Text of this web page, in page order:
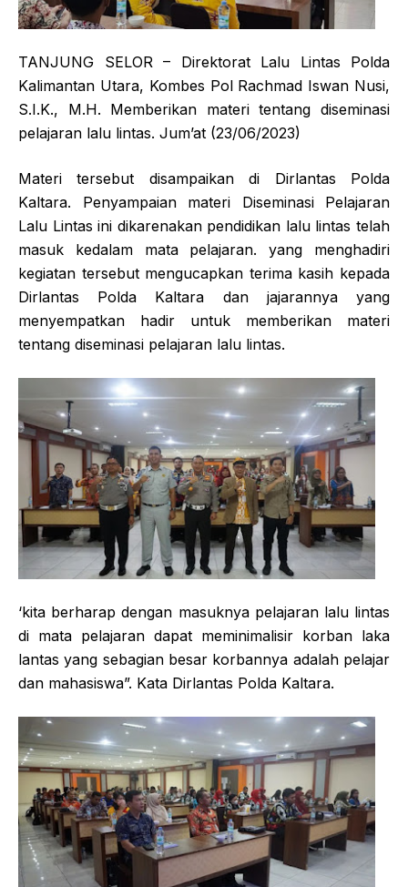
TANJUNG SELOR – Direktorat Lalu Lintas Polda
Kalimantan Utara, Kombes Pol Rachmad Iswan Nusi,
S.I.K., M.H. Memberikan materi tentang diseminasi
pelajaran lalu lintas. Jum’at (23/06/2023)
Materi tersebut disampaikan di Dirlantas Polda
Kaltara. Penyampaian materi Diseminasi Pelajaran
Lalu Lintas ini dikarenakan pendidikan lalu lintas telah
masuk kedalam mata pelajaran. yang menghadiri
kegiatan tersebut mengucapkan terima kasih kepada
Dirlantas Polda Kaltara dan jajarannya yang
menyempatkan hadir untuk memberikan materi
tentang diseminasi pelajaran lalu lintas.
‘kita berharap dengan masuknya pelajaran lalu lintas
di mata pelajaran dapat meminimalisir korban laka
lantas yang sebagian besar korbannya adalah pelajar
dan mahasiswa”. Kata Dirlantas Polda Kaltara.